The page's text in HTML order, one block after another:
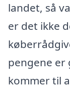
landet, så
er det ikke
pengene er
kommer til